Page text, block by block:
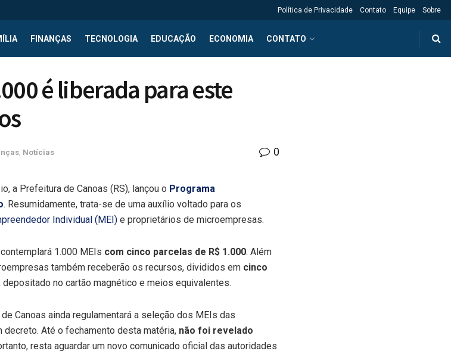
Política de Privacidade Contato Equipe Sobre
FINANÇAS TECNOLOGIA EDUCAÇÃO ECONOMIA CONTATO
é liberada para este
Notícias 0
a Prefeitura de Canoas (RS), lançou o Programa
. Resumidamente, trata-se de uma auxílio voltado para os
Individual (MEI) e proprietários de microempresas.
1.000 MEIs com cinco parcelas de R$ 1.000. Além
também receberão os recursos, divididos em cinco
depositado no cartão magnético e meios equivalentes.
Canoas ainda regulamentará a seleção dos MEIs das
Até o fechamento desta matéria, não foi revelado
resta aguardar um novo comunicado oficial das autoridades